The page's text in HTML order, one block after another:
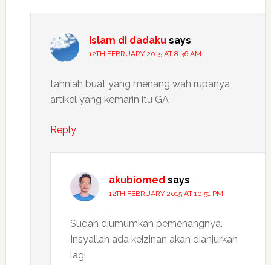
islam di dadaku says
12TH FEBRUARY 2015 AT 8:36 AM
tahniah buat yang menang wah rupanya
artikel yang kemarin itu GA
Reply
akubiomed says
12TH FEBRUARY 2015 AT 10:51 PM
Sudah diumumkan pemenangnya.
Insyallah ada keizinan akan dianjurkan
lagi.